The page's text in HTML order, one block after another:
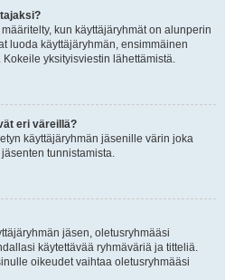
kun käyttäjäryhmät on alunperin
luoda käyttäjäryhmän, ensimmäinen
yksityisviestin lähettämistä.
eri väreillä?
käyttäjäryhmän jäsenille värin joka
tunnistamista.
jäsen, oletusryhmääsi
käytettävää ryhmäväriä ja titteliä.
oikeudet vaihtaa oletusryhmääsi